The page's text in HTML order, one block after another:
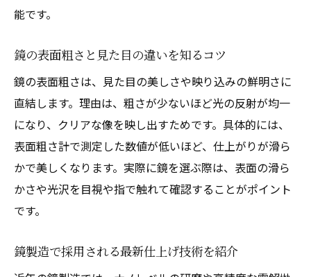
能です。
鏡の表面粗さと見た目の違いを知るコツ
鏡の表面粗さは、見た目の美しさや映り込みの鮮明さに
直結します。理由は、粗さが少ないほど光の反射が均一
になり、クリアな像を映し出すためです。具体的には、
表面粗さ計で測定した数値が低いほど、仕上がりが滑ら
かで美しくなります。実際に鏡を選ぶ際は、表面の滑ら
かさや光沢を目視や指で触れて確認することがポイント
です。
鏡製造で採用される最新仕上げ技術を紹介